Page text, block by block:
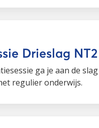
Drieslag NT2
ga je aan de
regulier onderwijs.